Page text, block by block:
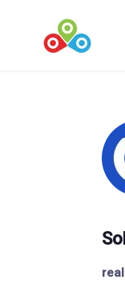
contenido